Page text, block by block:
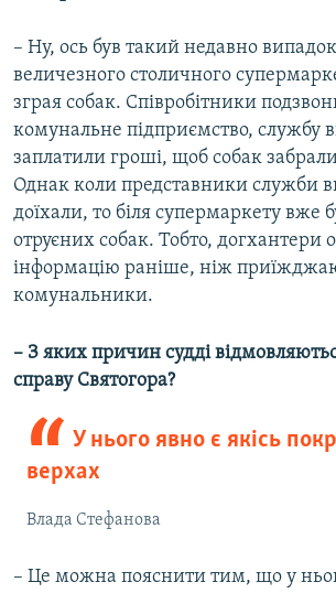
– Ну, ось був такий недавно
величезного столичного
зграя собак. Співробітники
комунальне підприємство, службу
заплатили гроші, щоб собак
Однак коли представники служби
доїхали, то біля супермаркету вже
отруєних собак. Тобто, догхантери
інформацію раніше, ніж
комунальники.
– З яких причин судді
справу Святогора?
У нього явно є якісь
верхах
Влада Стефанова
– Це можна пояснити тим, що у